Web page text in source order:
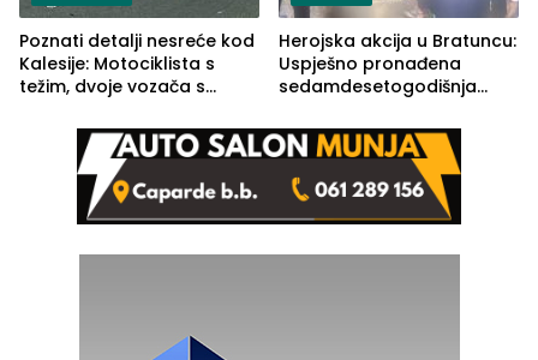
Poznati detalji nesreće kod
Kalesije: Motociklista s
težim, dvoje vozača s
Herojska akcija u Bratuncu:
Uspješno pronađena
sedamdesetogodišnja
Kravice.